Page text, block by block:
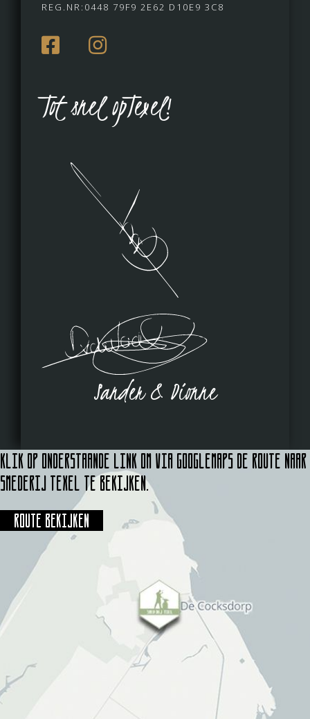
REG.NR:0448 79F9 2E62 D10E9 3C8
Tot snel opTexel!
Sander & Dionne
Klik op onderstaande link om via Googlemaps de route naar
Smederij Texel te bekijken.
Route bekijken